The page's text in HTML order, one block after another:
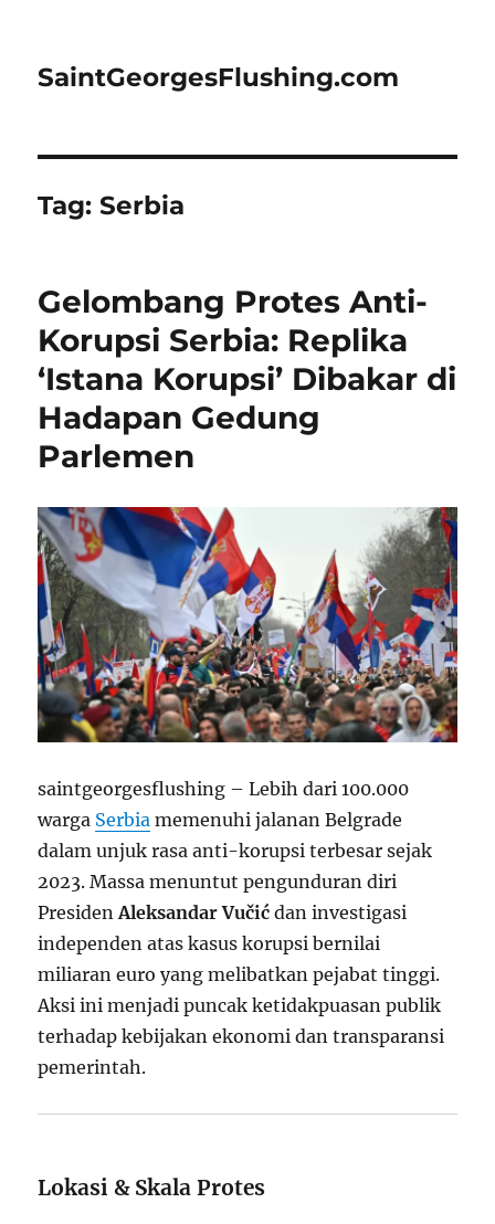
SaintGeorgesFlushing.com
Tag:Serbia
Gelombang Protes Anti-
Korupsi Serbia: Replika
‘Istana Korupsi’ Dibakar di
Hadapan Gedung
Parlemen
saintgeorgesflushing – Lebih dari 100.000
warga Serbia memenuhi jalanan Belgrade
dalam unjuk rasa anti-korupsi terbesar sejak
2023. Massa menuntut pengunduran diri
PresidenAleksandar Vučić dan investigasi
independen atas kasus korupsi bernilai
miliaran euro yang melibatkan pejabat tinggi.
Aksi ini menjadi puncak ketidakpuasan publik
terhadap kebijakan ekonomi dan transparansi
pemerintah.
Lokasi & Skala Protes